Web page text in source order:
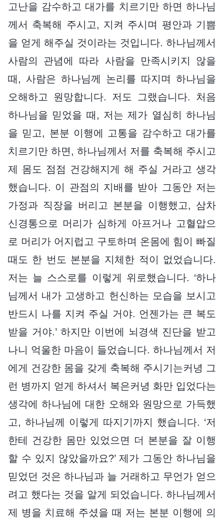
고난을 감수하고 대가를 치르기만 하면 하나님
께서 축복해 주시고, 지켜 주시며 평안과 기쁨
을 얻게 해주실 것이라는 것입니다. 하나님께서
사람의 관념에 따라 사람을 만족시키지 않을
때, 사람은 하나님께 논리를 따지며 하나님을
오해하고 원망합니다. 저도 그랬습니다. 처음
하나님을 믿었을 때, 저는 제가 열심히 하나님
을 믿고, 본분 이행에 고통을 감수하고 대가를
치르기만 하면, 하나님께서 저를 축복해 주시고
제 몸도 점점 건강해지게 해 주실 거라고 생각
했습니다. 이 관점의 지배를 받아 그동안 저는
가정과 직장을 버리고 본분을 이행했고, 삼차
신경통으로 머리가 심하게 아프거나 고혈압으
로 머리가 어지럽고 구토하며 온몸에 힘이 빠질
때도 한 번도 본분을 지체한 적이 없었습니다.
저는 늘 스스로를 이렇게 위로했습니다. ‘하나
님께서 내가 고생하고 헌신하는 모습을 보시고
반드시 나를 지켜 주실 거야. 언젠가는 큰 복도
받을 거야.’ 하지만 이번에 뇌경색 진단을 받고
나니 억울한 마음이 들었습니다. 하나님께서 저
에게 건강한 몸을 갖게 축복해 주시기는커녕 그
런 병까지 얻게 하셔서 복은커녕 화만 입었다는
생각에 하나님에 대한 오해와 원망으로 가득했
고, 하나님께 이렇게 따지기까지 했습니다. ‘저
한테 건강한 몸만 있었으면 더 본분을 잘 이행
할 수 있지 않았을까요?’ 제가 그동안 하나님을
믿었던 것은 하나님과 늘 거래하고 무언가 얻으
려고 했다는 것을 알게 되었습니다. 하나님께서
제 병을 치료해 주셨을 때 저는 본분 이행에 의